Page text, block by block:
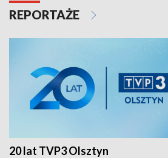
REPORTAŻE
20 lat TVP3 Olsztyn